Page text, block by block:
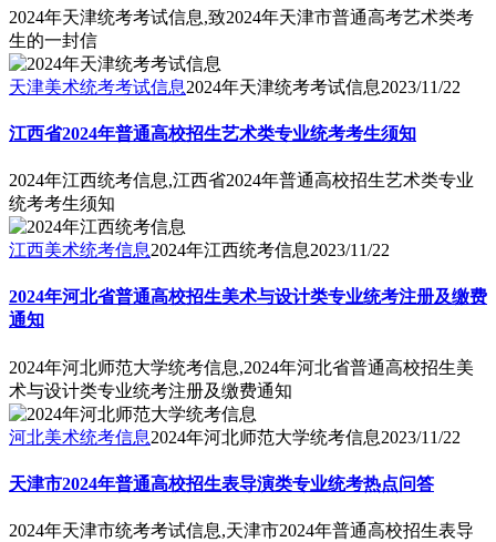
2024年天津统考考试信息,致2024年天津市普通高考艺术类考
生的一封信
天津美术统考考试信息2024年天津统考考试信息2023/11/22
江西省2024年普通高校招生艺术类专业统考考生须知
2024年江西统考信息,江西省2024年普通高校招生艺术类专业
统考考生须知
江西美术统考信息2024年江西统考信息2023/11/22
2024年河北省普通高校招生美术与设计类专业统考注册及缴费
通知
2024年河北师范大学统考信息,2024年河北省普通高校招生美
术与设计类专业统考注册及缴费通知
河北美术统考信息2024年河北师范大学统考信息2023/11/22
天津市2024年普通高校招生表导演类专业统考热点问答
2024年天津市统考考试信息,天津市2024年普通高校招生表导